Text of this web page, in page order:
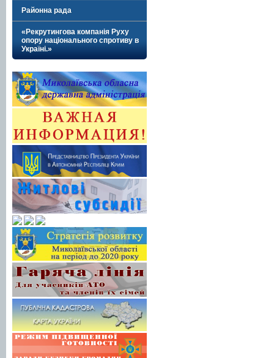
Районна рада
«Рекрутингова компанія Руху
опору національного спротиву в
Україні.»